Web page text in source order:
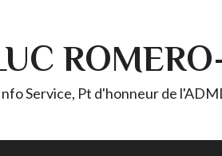
Service, Pt d'honneur de